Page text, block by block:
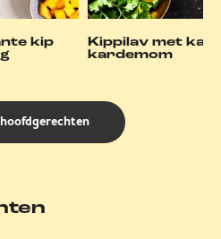
kip
Kippilav met
kardemom